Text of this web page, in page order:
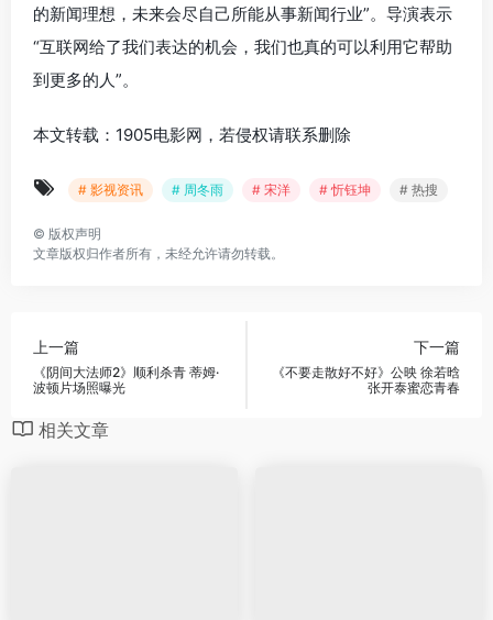
的新闻理想，未来会尽自己所能从事新闻行业”。导演表示
“互联网给了我们表达的机会，我们也真的可以利用它帮助
到更多的人”。
本文转载：1905电影网，若侵权请联系删除
# 影视资讯 # 周冬雨 # 宋洋 # 忻钰坤 # 热搜
© 版权声明
文章版权归作者所有，未经允许请勿转载。
上一篇
《阴间大法师2》顺利杀青 蒂姆·
波顿片场照曝光
下一篇
《不要走散好不好》公映 徐若晗
张开泰蜜恋青春
相关文章